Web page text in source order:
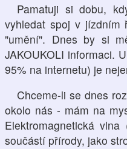
Pamatuji si dobu,
vyhledat spoj v jízdním
"umění". Dnes by si
JAKOUKOLI informaci.
95% na internetu) je
Chceme-li se dnes
okolo nás - mám na
Elektromagnetická
součástí přírody, jako